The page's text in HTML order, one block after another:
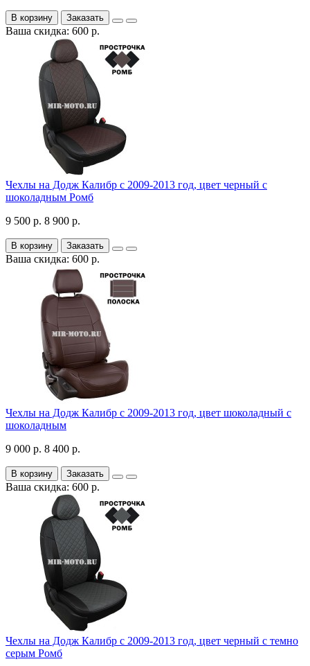
В корзину Заказать
Ваша скидка: 600 р.
Чехлы на Додж Калибр с 2009-2013 год, цвет черный с
шоколадным Ромб
9 500 р. 8 900 р.
В корзину Заказать
Ваша скидка: 600 р.
Чехлы на Додж Калибр с 2009-2013 год, цвет шоколадный с
шоколадным
9 000 р. 8 400 р.
В корзину Заказать
Ваша скидка: 600 р.
Чехлы на Додж Калибр с 2009-2013 год, цвет черный с темно
серым Ромб